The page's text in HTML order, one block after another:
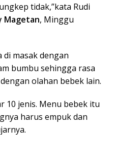
tidak,”kata Rudi
Magetan, Minggu
di masak dengan
bumbu sehingga rasa
olahan bebek lain.
10 jenis. Menu bebek itu
harus empuk dan